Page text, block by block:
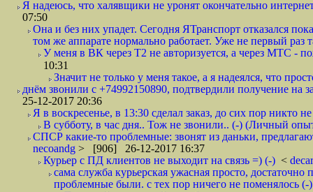
Я надеюсь, что халявщики не уронят окончательно
07:50
Она и без них упадет. Сегодня ЯТранспорт отказался
том же аппарате нормально работает. Уже не первый раз
У меня в ВК через Т2 не авторизуется, а через МТС -
10:31
Значит не только у меня такое, а я надеялся, что
днём звонили с +74992150890, подтвердили получение на
25-12-2017 20:36
Я в воскресенье, в 13:30 сделал заказ, до сих пор никто
В субботу, в час дня.. Тож не звонили.. (-) (Личный
СПСР какие-то проблемные: звонят из даньки,
necoandg > [906] 26-12-2017 16:37
Курьер с ПД клиентов не выходит на связь =) (-) <
сама служба курьерская ужасная просто,
проблемные были. с тех пор ничего не поменялось (-)